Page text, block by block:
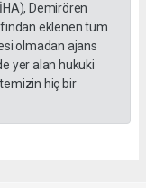
Demirören
eklenen tüm
olmadan ajans
yer alan hukuki
hiç bir